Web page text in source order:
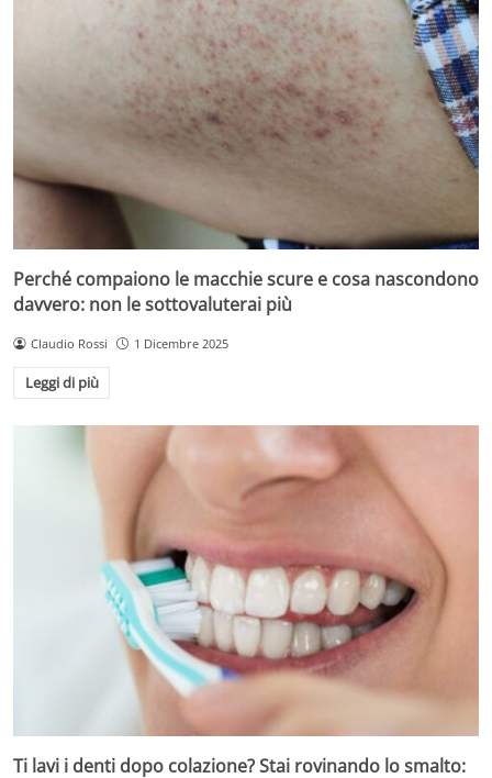
Perché compaiono le macchie scure e cosa nascondono
davvero: non le sottovaluterai più
Claudio Rossi 1 Dicembre 2025
Leggi di più
Ti lavi i denti dopo colazione? Stai rovinando lo smalto: